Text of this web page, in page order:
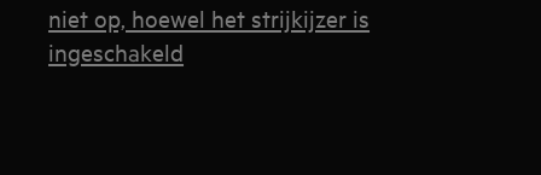
niet op, hoewel het strijkijzer is
ingeschakeld